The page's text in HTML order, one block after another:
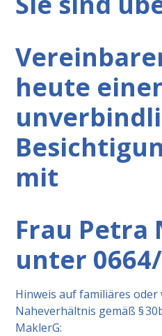
heute
mit
Frau Petra
unter
Hinweis auf familiäres
Naheverhältnis gemäß §
MaklerG: